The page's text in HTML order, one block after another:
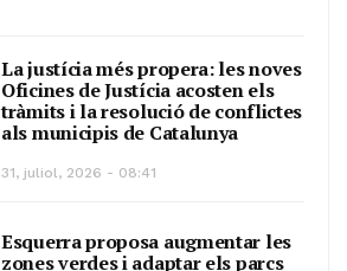
La justícia més propera: les noves
Oficines de Justícia acosten els
tràmits i la resolució de conflictes
als municipis de Catalunya
31, juliol, 2026 - 08:41
Esquerra proposa augmentar les
zones verdes i adaptar els parcs